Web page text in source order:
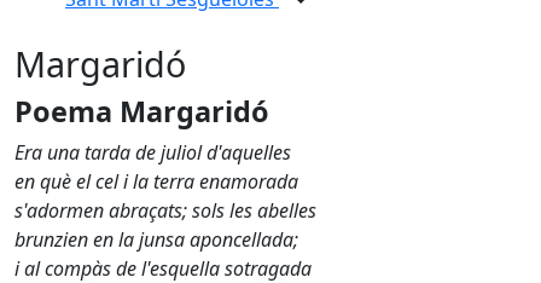
Margaridó
Poema Margaridó
Era una tarda de juliol d'aquelles
en què el cel i la terra enamorada
s'adormen abraçats; sols les abelles
brunzien en la junsa aponcellada;
i al compàs de l'esquella sotragada